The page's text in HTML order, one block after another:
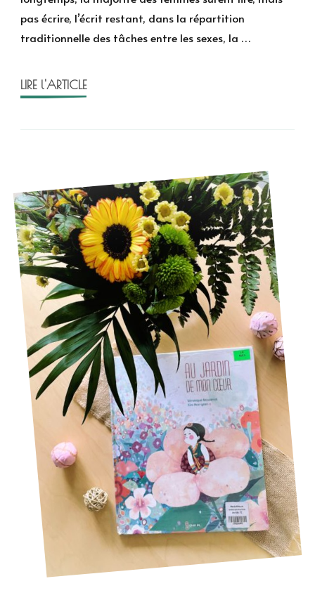
vivent
dangereusement
de
pas écrire, l’écrit restant, dans la répartition
traditionnelle des tâches entre les sexes, la …
LIRE l'ARTICLE